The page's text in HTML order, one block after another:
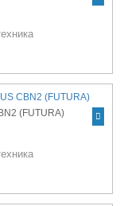
(FUTURA)